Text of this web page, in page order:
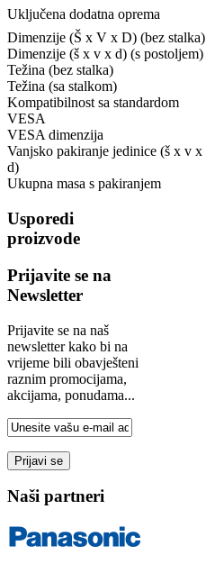
Uključena dodatna oprema
Dimenzije (Š x V x D) (bez stalka)
Dimenzije (š x v x d) (s postoljem)
Težina (bez stalka)
Težina (sa stalkom)
Kompatibilnost sa standardom
VESA
VESA dimenzija
Vanjsko pakiranje jedinice (š x v x
d)
Ukupna masa s pakiranjem
Usporedi
proizvode
Prijavite se na
Newsletter
Prijavite se na naš
newsletter kako bi na
vrijeme bili obavješteni
raznim promocijama,
akcijama, ponudama...
Naši partneri